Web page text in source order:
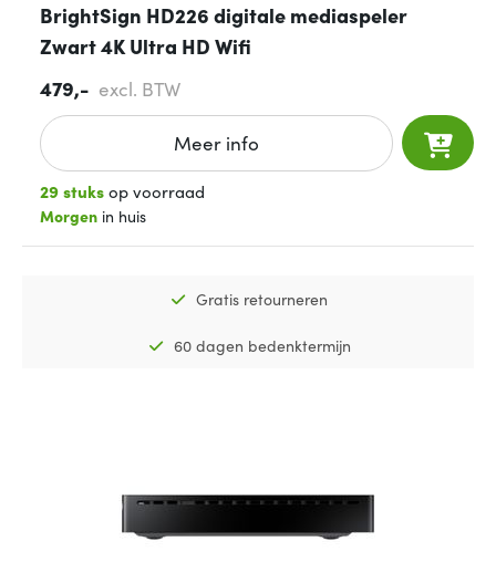
BrightSign HD226 digitale mediaspeler
Zwart 4K Ultra HD Wifi
479,- excl. BTW
Meer info
29 stuksop voorraad
Morgen in huis
Gratis retourneren
60 dagen bedenktermijn